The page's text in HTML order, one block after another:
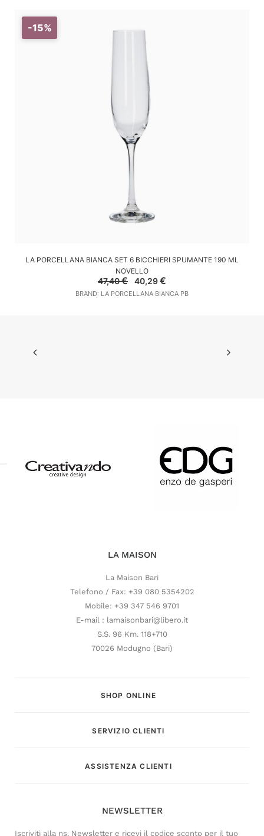
-15%
AGGIUNGI AL CARRELLO
LA PORCELLANA BIANCA SET 6 BICCHIERI SPUMANTE 190 ML
NOVELLO
47,40€
Il
prezzo
originale
40,29€Il
attuale
BRAND: LA PORCELLANA BIANCA PB
LA MAISON
La Maison Bari
Telefono / Fax: +39 080 5354202
Mobile: +39 347 546 9701
E-mail : lamaisonbari@libero.it
S.S. 96 Km. 118+710
70026 Modugno (Bari)
SHOP ONLINE
SERVIZIO CLIENTI
ASSISTENZA CLIENTI
NEWSLETTER
Iscriviti alla ns. Newsletter e ricevi il codice sconto per il tuo
Customer Service